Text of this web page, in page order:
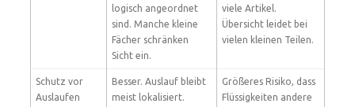
logisch angeordnet
sind. Manche kleine
Fächer schränken
Sicht ein.
viele Artikel.
Übersicht leidet bei
vielen kleinen Teilen.
Schutz vor
Auslaufen
Besser. Auslauf bleibt
meist lokalisiert.
Größeres Risiko, dass
Flüssigkeiten andere